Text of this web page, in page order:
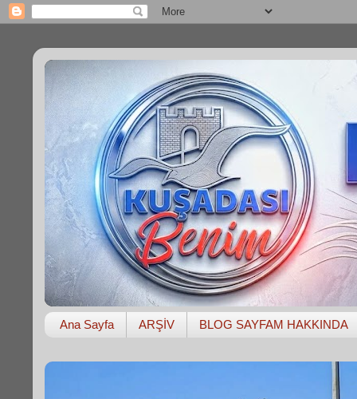
Ana Sayfa ARŞİV BLOG SAYFAM HAKKINDA